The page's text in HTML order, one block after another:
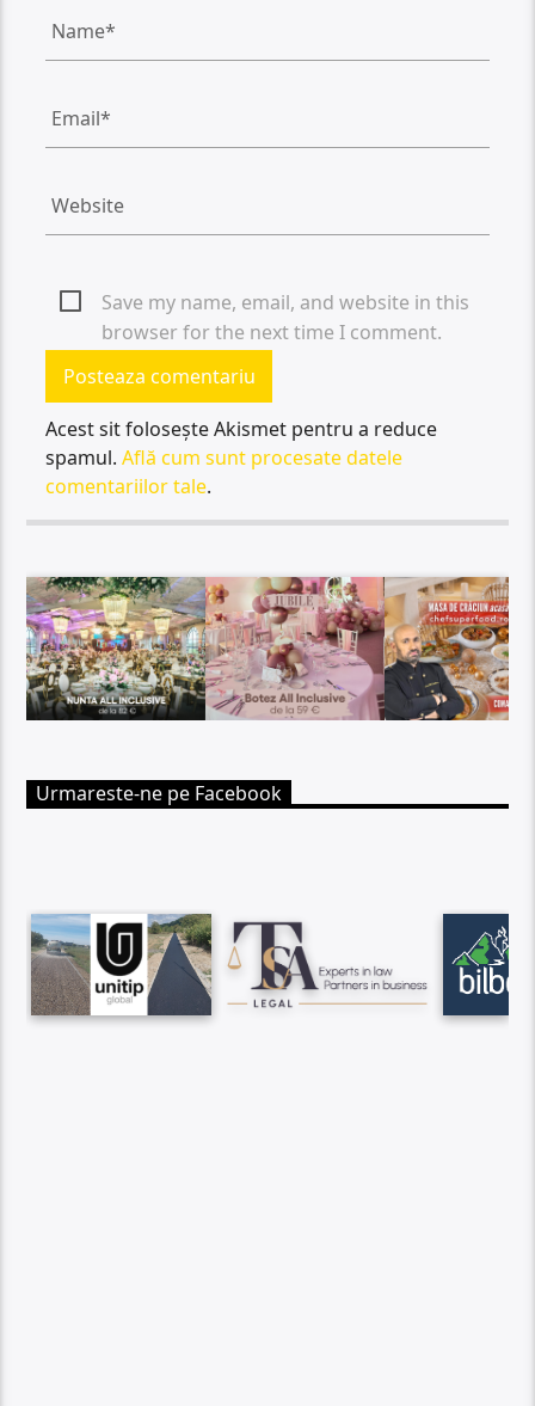
Save my name, email, and website in this
browser for the next time I comment.
Acest sit folosește Akismet pentru a reduce
spamul.Află cum sunt procesate datele
comentariilor tale.
Urmareste-ne pe Facebook